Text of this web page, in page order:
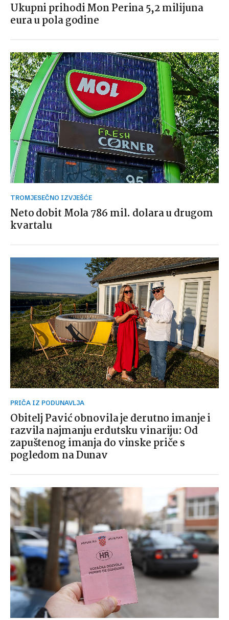
Ukupni prihodi Mon Perina 5,2 milijuna
eura u pola godine
TROMJESEČNO IZVJEŠĆE
Neto dobit Mola 786 mil. dolara u drugom
kvartalu
PRIČA IZ PODUNAVLJA
Obitelj Pavić obnovila je derutno imanje i
razvila najmanju erdutsku vinariju: Od
zapuštenog imanja do vinske priče s
pogledom na Dunav